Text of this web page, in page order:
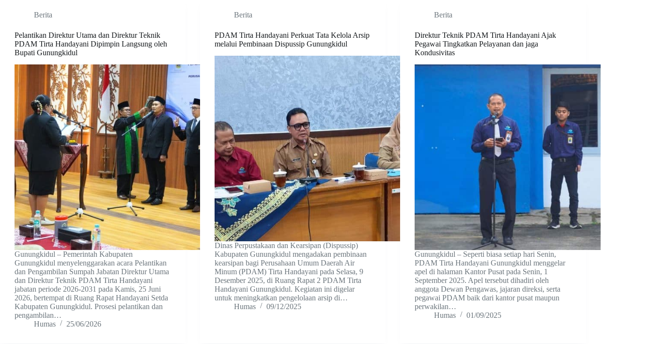
Berita
Pelantikan Direktur Utama dan Direktur Teknik
PDAM Tirta Handayani Dipimpin Langsung oleh
Bupati Gunungkidul
Gunungkidul – Pemerintah Kabupaten
Gunungkidul menyelenggarakan acara Pelantikan
dan Pengambilan Sumpah Jabatan Direktur Utama
dan Direktur Teknik PDAM Tirta Handayani
jabatan periode 2026-2031 pada Kamis, 25 Juni
2026, bertempat di Ruang Rapat Handayani Setda
Kabupaten Gunungkidul. Prosesi pelantikan dan
pengambilan…
Humas
25/06/2026
Berita
PDAM Tirta Handayani Perkuat Tata Kelola Arsip
melalui Pembinaan Dispussip Gunungkidul
Dinas Perpustakaan dan Kearsipan (Dispussip)
Kabupaten Gunungkidul mengadakan pembinaan
kearsipan bagi Perusahaan Umum Daerah Air
Minum (PDAM) Tirta Handayani pada Selasa, 9
Desember 2025, di Ruang Rapat 2 PDAM Tirta
Handayani Gunungkidul. Kegiatan ini digelar
untuk meningkatkan pengelolaan arsip di…
Humas
09/12/2025
Berita
Direktur Teknik PDAM Tirta Handayani Ajak
Pegawai Tingkatkan Pelayanan dan jaga
Kondusivitas
Gunungkidul – Seperti biasa setiap hari Senin,
PDAM Tirta Handayani Gunungkidul menggelar
apel di halaman Kantor Pusat pada Senin, 1
September 2025. Apel tersebut dihadiri oleh
anggota Dewan Pengawas, jajaran direksi, serta
pegawai PDAM baik dari kantor pusat maupun
perwakilan…
Humas
01/09/2025